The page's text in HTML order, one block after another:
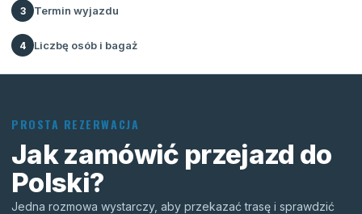
3 Termin wyjazdu
4 Liczbę osób i bagaż
PROSTA REZERWACJA
Jak zamówić przejazd do
Polski?
Jedna rozmowa wystarczy, aby przekazać trasę i sprawdzić